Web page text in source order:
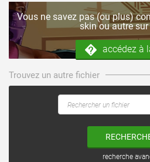
Vous ne savez pas (ou plus)
skin ou autre sur
accédez à
Trouvez un autre fichier
recherche